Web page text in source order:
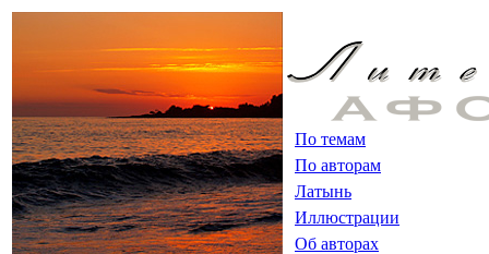
По темам
По авторам
Латынь
Иллюстрации
Об авторах